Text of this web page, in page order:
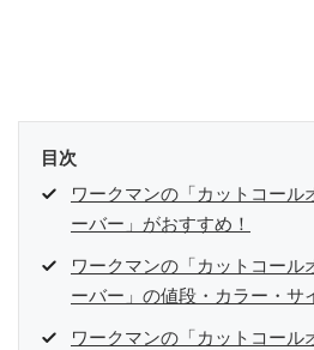
目次
ワークマンの「カットコール
ーバー」がおすすめ！
ワークマンの「カットコール
ーバー」の値段・カラー・サ
ワークマンの「カットコール